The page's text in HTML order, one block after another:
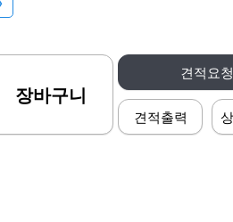
견적요청
견적출력
장바구니